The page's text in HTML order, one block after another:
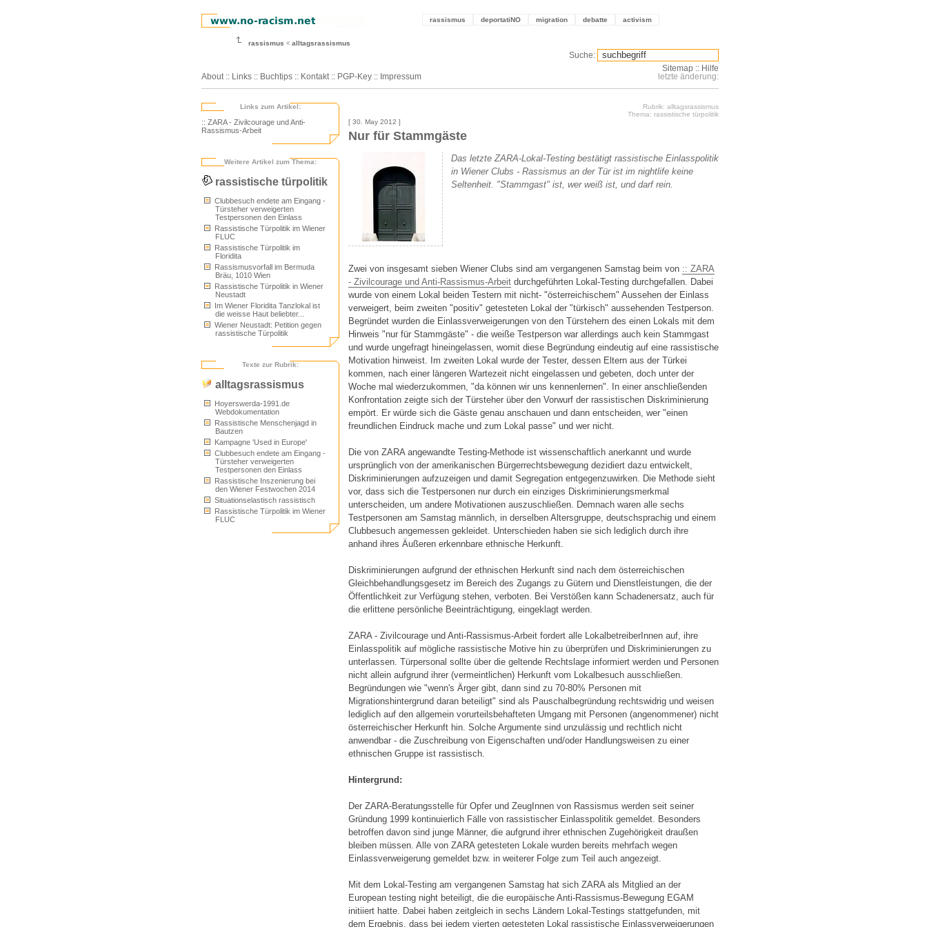
rassismus deportatiNO migration debatte activism
rassismus alltagsrassismus
About :: Links :: Buchtips :: Kontakt :: PGP-Key :: Impressum
Suche:
Sitemap :: Hilfe
letzte änderung:
Links zum Artikel:
:: ZARA - Zivilcourage und Anti-
Rassismus-Arbeit
Weitere Artikel zum Thema:
rassistische türpolitik
Clubbesuch endete am Eingang -
Türsteher verweigerten
Testpersonen den Einlass
Rassistische Türpolitik im Wiener
FLUC
Rassistische Türpolitik im
Floridita
Rassismusvorfall im Bermuda
Bräu, 1010 Wien
Rassistische Türpolitik in Wiener
Neustadt
Im Wiener Floridita Tanzlokal ist
die weisse Haut beliebter...
Wiener Neustadt: Petition gegen
rassistische Türpolitik
Texte zur Rubrik:
alltagsrassismus
Hoyerswerda-1991.de
Webdokumentation
Rassistische Menschenjagd in
Bautzen
Kampagne 'Used in Europe'
Clubbesuch endete am Eingang -
Türsteher verweigerten
Testpersonen den Einlass
Rassistische Inszenierung bei
den Wiener Festwochen 2014
Situationselastisch rassistisch
Rassistische Türpolitik im Wiener
FLUC
Rubrik: alltagsrassismus
Thema: rassistische türpolitik
[ 30. May 2012 ]
Nur für Stammgäste
Das letzte ZARA-Lokal-Testing bestätigt rassistische Einlasspolitik
in Wiener Clubs - Rassismus an der Tür ist im nightlife keine
Seltenheit. "Stammgast" ist, wer weiß ist, und darf rein.
Zwei von insgesamt sieben Wiener Clubs sind am vergangenen Samstag beim von :: ZARA
- Zivilcourage und Anti-Rassismus-Arbeit durchgeführten Lokal-Testing durchgefallen. Dabei
wurde von einem Lokal beiden Testern mit nicht- "österreichischem" Aussehen der Einlass
verweigert, beim zweiten "positiv" getesteten Lokal der "türkisch" aussehenden Testperson.
Begründet wurden die Einlassverweigerungen von den Türstehern des einen Lokals mit dem
Hinweis "nur für Stammgäste" - die weiße Testperson war allerdings auch kein Stammgast
und wurde ungefragt hineingelassen, womit diese Begründung eindeutig auf eine rassistische
Motivation hinweist. Im zweiten Lokal wurde der Tester, dessen Eltern aus der Türkei
kommen, nach einer längeren Wartezeit nicht eingelassen und gebeten, doch unter der
Woche mal wiederzukommen, "da können wir uns kennenlernen". In einer anschließenden
Konfrontation zeigte sich der Türsteher über den Vorwurf der rassistischen Diskriminierung
empört. Er würde sich die Gäste genau anschauen und dann entscheiden, wer "einen
freundlichen Eindruck mache und zum Lokal passe" und wer nicht.
Die von ZARA angewandte Testing-Methode ist wissenschaftlich anerkannt und wurde
ursprünglich von der amerikanischen Bürgerrechtsbewegung dezidiert dazu entwickelt,
Diskriminierungen aufzuzeigen und damit Segregation entgegenzuwirken. Die Methode sieht
vor, dass sich die Testpersonen nur durch ein einziges Diskriminierungsmerkmal
unterscheiden, um andere Motivationen auszuschließen. Demnach waren alle sechs
Testpersonen am Samstag männlich, in derselben Altersgruppe, deutschsprachig und einem
Clubbesuch angemessen gekleidet. Unterschieden haben sie sich lediglich durch ihre
anhand ihres Äußeren erkennbare ethnische Herkunft.
Diskriminierungen aufgrund der ethnischen Herkunft sind nach dem österreichischen
Gleichbehandlungsgesetz im Bereich des Zugangs zu Gütern und Dienstleistungen, die der
Öffentlichkeit zur Verfügung stehen, verboten. Bei Verstößen kann Schadenersatz, auch für
die erlittene persönliche Beeinträchtigung, eingeklagt werden.
ZARA - Zivilcourage und Anti-Rassismus-Arbeit fordert alle LokalbetreiberInnen auf, ihre
Einlasspolitik auf mögliche rassistische Motive hin zu überprüfen und Diskriminierungen zu
unterlassen. Türpersonal sollte über die geltende Rechtslage informiert werden und Personen
nicht allein aufgrund ihrer (vermeintlichen) Herkunft vom Lokalbesuch ausschließen.
Begründungen wie "wenn's Ärger gibt, dann sind zu 70-80% Personen mit
Migrationshintergrund daran beteiligt" sind als Pauschalbegründung rechtswidrig und weisen
lediglich auf den allgemein vorurteilsbehafteten Umgang mit Personen (angenommener) nicht
österreichischer Herkunft hin. Solche Argumente sind unzulässig und rechtlich nicht
anwendbar - die Zuschreibung von Eigenschaften und/oder Handlungsweisen zu einer
ethnischen Gruppe ist rassistisch.
Hintergrund:
Der ZARA-Beratungsstelle für Opfer und ZeugInnen von Rassismus werden seit seiner
Gründung 1999 kontinuierlich Fälle von rassistischer Einlasspolitik gemeldet. Besonders
betroffen davon sind junge Männer, die aufgrund ihrer ethnischen Zugehörigkeit draußen
bleiben müssen. Alle von ZARA getesteten Lokale wurden bereits mehrfach wegen
Einlassverweigerung gemeldet bzw. in weiterer Folge zum Teil auch angezeigt.
Mit dem Lokal-Testing am vergangenen Samstag hat sich ZARA als Mitglied an der
European testing night beteiligt, die die europäische Anti-Rassismus-Bewegung EGAM
initiiert hatte. Dabei haben zeitgleich in sechs Ländern Lokal-Testings stattgefunden, mit
dem Ergebnis, dass bei jedem vierten getesteten Lokal rassistische Einlassverweigerungen